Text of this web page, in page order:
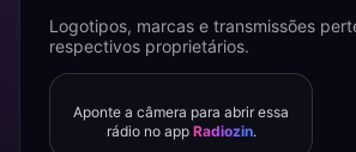
Logotipos, marcas e transmissões
respectivos proprietários.
Aponte a câmera para abrir essa
rádio no app Radiozin.